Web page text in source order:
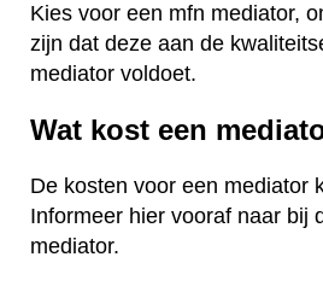
Kies voor een mfn mediator,
zijn dat deze aan de
mediator voldoet.
Wat kost een
De kosten voor een mediator
Informeer hier vooraf naar bij
mediator.